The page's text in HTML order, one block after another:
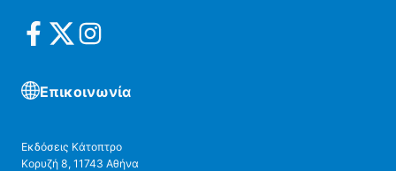
Επικοινωνία
Εκδόσεις Κάτοπτρο
Κορυζή 8, 11743 Αθήνα